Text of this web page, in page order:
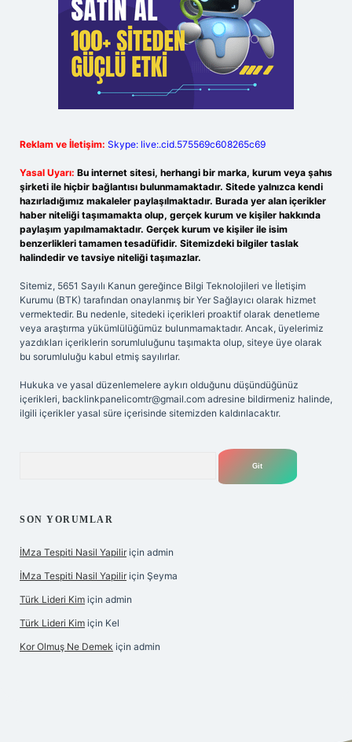
Reklam ve İletişim: Skype: live:.cid.575569c608265c69
Yasal Uyarı: Bu internet sitesi, herhangi bir marka, kurum veya şahıs
şirketi ile hiçbir bağlantısı bulunmamaktadır. Sitede yalnızca kendi
hazırladığımız makaleler paylaşılmaktadır. Burada yer alan içerikler
haber niteliği taşımamakta olup, gerçek kurum ve kişiler hakkında
paylaşım yapılmamaktadır. Gerçek kurum ve kişiler ile isim
benzerlikleri tamamen tesadüfidir. Sitemizdeki bilgiler taslak
halindedir ve tavsiye niteliği taşımazlar.
Sitemiz, 5651 Sayılı Kanun gereğince Bilgi Teknolojileri ve İletişim
Kurumu (BTK) tarafından onaylanmış bir Yer Sağlayıcı olarak hizmet
vermektedir. Bu nedenle, sitedeki içerikleri proaktif olarak denetleme
veya araştırma yükümlülüğümüz bulunmamaktadır. Ancak, üyelerimiz
yazdıkları içeriklerin sorumluluğunu taşımakta olup, siteye üye olarak
bu sorumluluğu kabul etmiş sayılırlar.
Hukuka ve yasal düzenlemelere aykırı olduğunu düşündüğünüz
içerikleri, backlinkpanelicomtr@gmail.com adresine bildirmeniz halinde,
ilgili içerikler yasal süre içerisinde sitemizden kaldırılacaktır.
SON YORUMLAR
İMza Tespiti Nasil Yapilir için admin
İMza Tespiti Nasil Yapilir için Şeyma
Türk Lideri Kim için admin
Türk Lideri Kim için Kel
Kor Olmuş Ne Demek için admin